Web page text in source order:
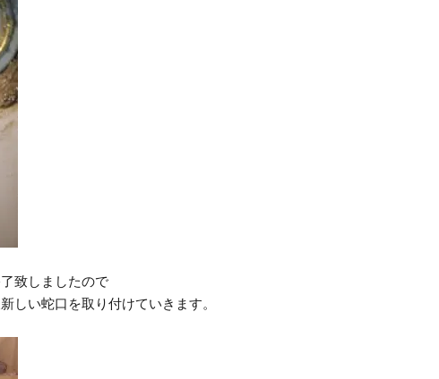
致しましたので
しい蛇口を取り付けていきます。